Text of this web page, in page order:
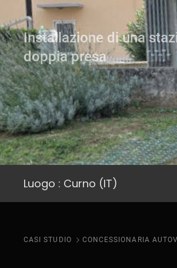
Installazione di una
doppia presa
Luogo : Curno (IT)
CASI STUDIO CONCESSIONARIA